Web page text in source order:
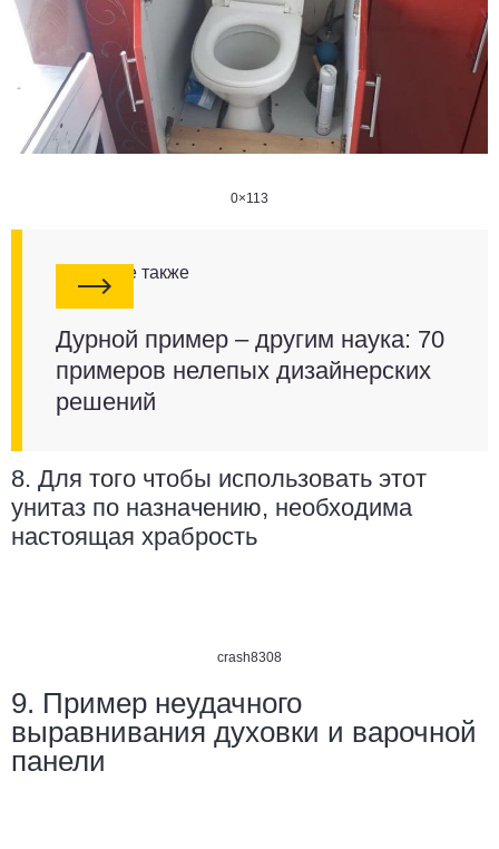
0×113
Смотрите также
Дурной пример – другим наука: 70
примеров нелепых дизайнерских
решений
8. Для того чтобы использовать этот
унитаз по назначению, необходима
настоящая храбрость
crash8308
9. Пример неудачного
выравнивания духовки и варочной
панели